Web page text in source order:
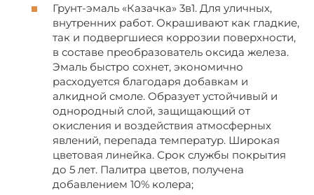
Грунт-эмаль «Казачка» 3в1. Для уличных,
внутренних работ. Окрашивают как гладкие,
так и подвергшиеся коррозии поверхности,
в составе преобразователь оксида железа.
Эмаль быстро сохнет, экономично
расходуется благодаря добавкам и
алкидной смоле. Образует устойчивый и
однородный слой, защищающий от
окисления и воздействия атмосферных
явлений, перепада температур. Широкая
цветовая линейка. Срок службы покрытия
до 5 лет. Палитра цветов, получена
добавлением 10% колера;